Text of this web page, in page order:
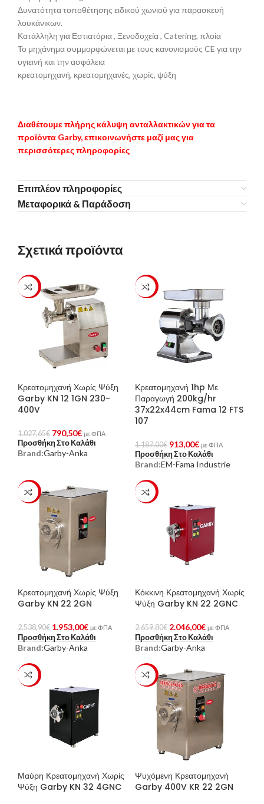
Δυνατότητα τοποθέτησης ειδικού χωνιού για παρασκευή
λουκάνικων.
Κατάλληλη για Εστιατόρια , Ξενοδοχεία , Catering, πλοία
Το μηχάνημα συμμορφώνεται με τους κανονισμούς CE για την
υγιεινή και την ασφάλεια
κρεατομηχανή, κρεατομηχανές, χωρίς, ψύξη
Διαθέτουμε πλήρης κάλυψη ανταλλακτικών για τα
προϊόντα Garby, επικοινωνήστε μαζί μας για
περισσότερες πληροφορίες
Επιπλέον πληροφορίες
Μεταφορικά & Παράδοση
Σχετικά προϊόντα
-23%
Κρεατομηχανή Χωρίς Ψύξη
Garby KN 12 1GN 230-
400V
1.027,65€ 790,50€ με ΦΠΑ
Προσθήκη Στο Καλάθι
Brand:Garby-Anka
-23%
Κρεατομηχανή 1hp Με
Παραγωγή 200kg/hr
37x22x44cm Fama 12 FTS
107
1.187,00€ 913,00€ με ΦΠΑ
Προσθήκη Στο Καλάθι
Brand:EM-Fama Industrie
-23%
Κρεατομηχανή Χωρίς Ψύξη
Garby KN 22 2GN
2.538,90€ 1.953,00€ με ΦΠΑ
Προσθήκη Στο Καλάθι
Brand:Garby-Anka
-23%
Κόκκινη Κρεατομηχανή Χωρίς
Ψύξη Garby KN 22 2GNC
2.659,80€ 2.046,00€ με ΦΠΑ
Προσθήκη Στο Καλάθι
Brand:Garby-Anka
-23%
Μαύρη Κρεατομηχανή Χωρίς
Ψύξη Garby KN 32 4GNC
-23%
Ψυχόμενη Κρεατομηχανή
Garby 400V KR 22 2GN